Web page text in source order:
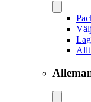
Allt